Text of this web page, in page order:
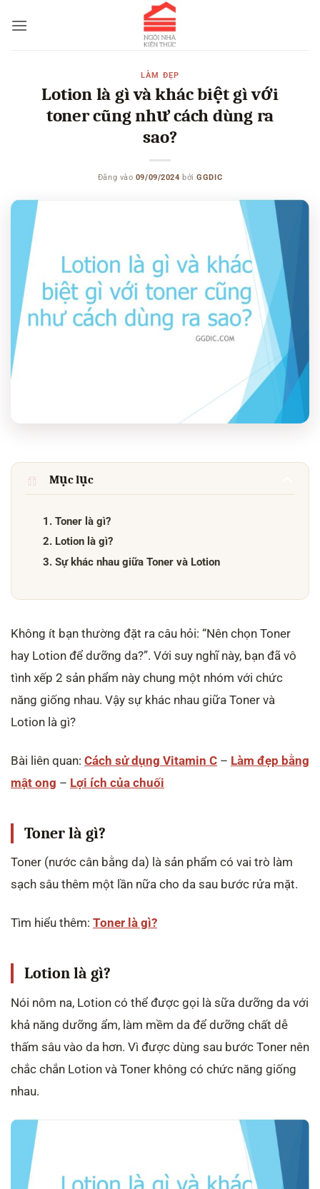
qua
LÀM ĐẸP
Lotion là gì và khác biệt gì với
toner cũng như cách dùng ra
sao?
Đăng vào 09/09/2024 bởiGGDIC
Mục lục
1. Toner là gì?
2. Lotion là gì?
3. Sự khác nhau giữa Toner và Lotion
Không ít bạn thường đặt ra câu hỏi: “Nên chọn Toner
hay Lotion để dưỡng da?”. Với suy nghĩ này, bạn đã vô
tình xếp 2 sản phẩm này chung một nhóm với chức
năng giống nhau. Vậy sự khác nhau giữa Toner và
Lotion là gì?
Bài liên quan: Cách sử dụng Vitamin C – Làm đẹp bằng
mật ong – Lợi ích của chuối
Toner là gì?
Toner (nước cân bằng da) là sản phẩm có vai trò làm
sạch sâu thêm một lần nữa cho da sau bước rửa mặt.
Tìm hiểu thêm: Toner là gì?
Lotion là gì?
Nói nôm na, Lotion có thể được gọi là sữa dưỡng da với
khả năng dưỡng ẩm, làm mềm da để dưỡng chất dễ
thấm sâu vào da hơn. Vì được dùng sau bước Toner nên
chắc chắn Lotion và Toner không có chức năng giống
nhau.